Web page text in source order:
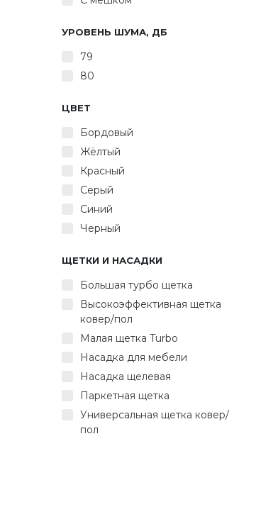
УРОВЕНЬ ШУМА, ДБ
79
80
ЦВЕТ
Бордовый
Жёлтый
Красный
Серый
Синий
Черный
ЩЕТКИ И НАСАДКИ
Большая турбо щетка
Высокоэффективная щетка
ковер/пол
Малая щетка Turbo
Насадка для мебели
Насадка щелевая
Паркетная щетка
Универсальная щетка ковер/
пол